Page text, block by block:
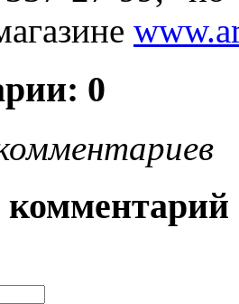
0
комментарий